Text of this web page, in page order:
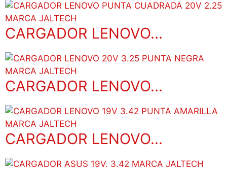
CARGADOR LENOVO...
CARGADOR LENOVO...
CARGADOR LENOVO...